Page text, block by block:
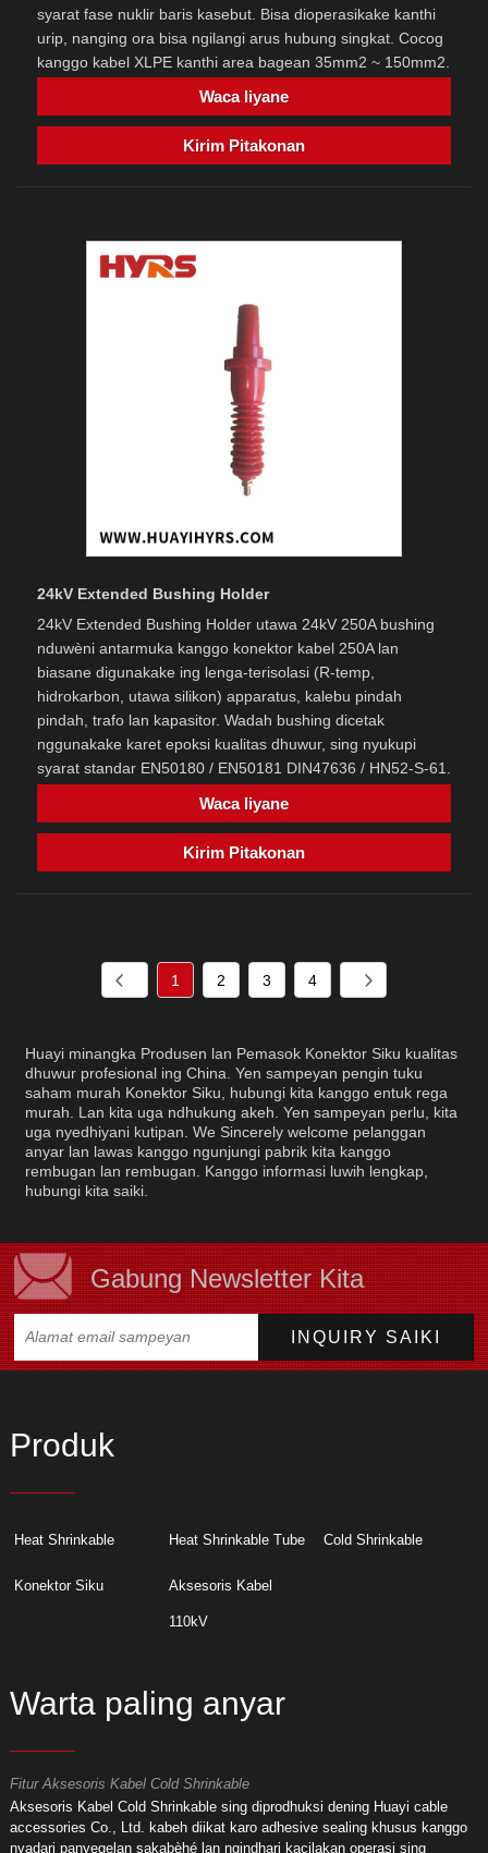
syarat fase nuklir baris kasebut. Bisa dioperasikake kanthi
urip, nanging ora bisa ngilangi arus hubung singkat. Cocog
kanggo kabel XLPE kanthi area bagean 35mm2 ~ 150mm2.
Waca liyane
Kirim Pitakonan
24kV Extended Bushing Holder
24kV Extended Bushing Holder utawa 24kV 250A bushing
nduwèni antarmuka kanggo konektor kabel 250A lan
biasane digunakake ing lenga-terisolasi (R-temp,
hidrokarbon, utawa silikon) apparatus, kalebu pindah
pindah, trafo lan kapasitor. Wadah bushing dicetak
nggunakake karet epoksi kualitas dhuwur, sing nyukupi
syarat standar EN50180 / EN50181 DIN47636 / HN52-S-61.
Waca liyane
Kirim Pitakonan
1 2 3 4
Huayi minangka Produsen lan Pemasok Konektor Siku kualitas
dhuwur profesional ing China. Yen sampeyan pengin tuku
saham murah Konektor Siku, hubungi kita kanggo entuk rega
murah. Lan kita uga ndhukung akeh. Yen sampeyan perlu, kita
uga nyedhiyani kutipan. We Sincerely welcome pelanggan
anyar lan lawas kanggo ngunjungi pabrik kita kanggo
rembugan lan rembugan. Kanggo informasi luwih lengkap,
hubungi kita saiki.
Gabung Newsletter Kita
Produk
Heat Shrinkable Heat Shrinkable Tube Cold Shrinkable
Konektor Siku Aksesoris Kabel
110kV
Warta paling anyar
Fitur Aksesoris Kabel Cold Shrinkable
Aksesoris Kabel Cold Shrinkable sing diprodhuksi dening Huayi cable
accessories Co., Ltd. kabeh diikat karo adhesive sealing khusus kanggo
nyadari panyegelan sakabèhé lan ngindhari kacilakan operasi sing